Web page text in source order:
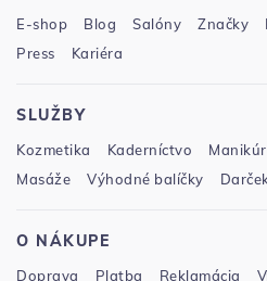
E-shop Blog Salóny Značky
Press
Kariéra
SLUŽBY
Kozmetika Kaderníctvo
Masáže
Výhodné balíčky
O NÁKUPE
Doprava Platba Reklamácia